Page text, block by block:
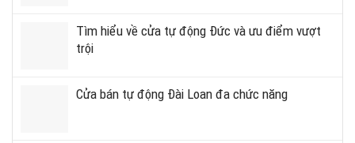
Tìm hiểu về cửa tự động Đức và ưu điểm vượt
trội
Cửa bán tự động Đài Loan đa chức năng